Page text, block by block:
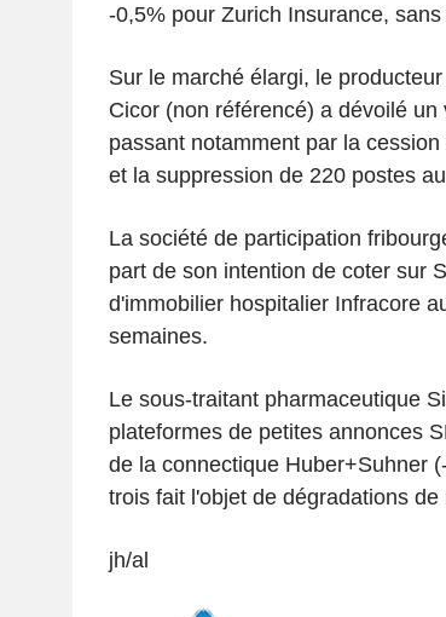
-0,5% pour Zurich Insurance,
Sur le marché élargi, le
Cicor (non référencé) a dévoilé
passant notamment par la
et la suppression de 220 postes
La société de participation
part de son intention de coter sur
d'immobilier hospitalier Infracore
semaines.
Le sous-traitant pharmaceutique
plateformes de petites annonces
de la connectique Huber+Suhner
trois fait l'objet de dégradations
jh/al